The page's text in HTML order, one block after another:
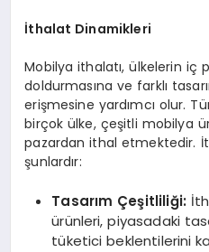
İthalat Dinamikleri
Mobilya ithalatı, ülkelerin iç
doldurmasına ve farklı
erişmesine yardımcı olur.
birçok ülke, çeşitli mobilya
pazardan ithal etmektedir.
şunlardır:
Tasarım Çeşitliliği:
ürünleri, piyasadaki
tüketici beklentilerini